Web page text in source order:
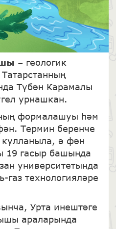
– геологик
Түбән Карамалы
урнашкан.
формалашуы һәм
Термин беренче
кулланыла, ә фән
19 гасыр башында
университетында
газ технологияләре
Урта инештәге
араларында